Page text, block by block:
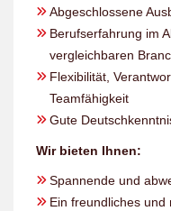
Abgeschlossene
Berufserfahrung im
vergleichbaren
Flexibilität,
Teamfähigkeit
Gute
Wir bieten Ihnen:
Spannende und
Ein freundliches und